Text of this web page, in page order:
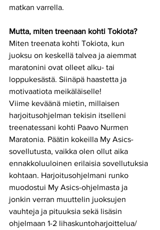
matkan varrella.
Mutta, miten treenaan kohti Tokiota?
Miten treenata kohti Tokiota, kun
juoksu on keskellä talvea ja aiemmat
maratonini ovat olleet alku- tai
loppukesästä. Siinäpä haastetta ja
motivaatiota meikäläiselle!
Viime keväänä mietin, millaisen
harjoitusohjelman tekisin itselleni
treenatessani kohti Paavo Nurmen
Maratonia. Päätin kokeilla My Asics-
sovellutusta, vaikka olen ollut aika
ennakkoluuloinen erilaisia sovellutuksia
kohtaan. Harjoitusohjelmani runko
muodostui My Asics-ohjelmasta ja
jonkin verran muuttelin juoksujen
vauhteja ja pituuksia sekä lisäsin
ohjelmaan 1-2 lihaskuntoharjoittelua/